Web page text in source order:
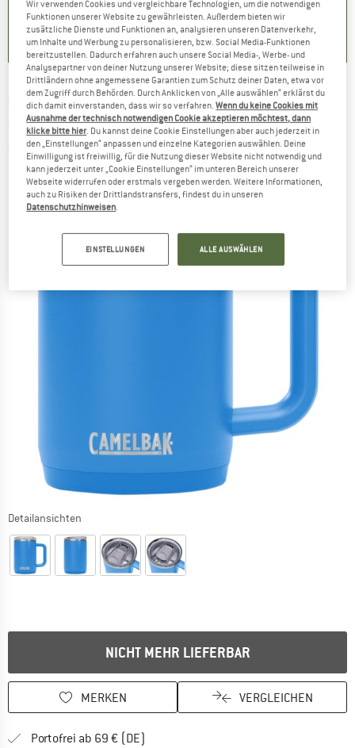
4,4(9)
5,0(19)
CAMELBAK - Thrive Mug VSS 0,5L -
Campingzubehör
(0)
Detailansichten
NICHT MEHR LIEFERBAR
MERKEN VERGLEICHEN
Portofrei ab 69 € (DE)
Wir verwenden Cookies und vergleichbare Technologien, um die notwendigen
Funktionen unserer Website zu gewährleisten. Außerdem bieten wir
zusätzliche Dienste und Funktionen an, analysieren unseren Datenverkehr,
um Inhalte und Werbung zu personalisieren, bzw. Social Media-Funktionen
bereitzustellen. Dadurch erfahren auch unsere Social Media-, Werbe- und
Analysepartner von deiner Nutzung unserer Website; diese sitzen teilweise in
Drittländern ohne angemessene Garantien zum Schutz deiner Daten, etwa vor
dem Zugriff durch Behörden. Durch Anklicken von „Alle auswählen“ erklärst du
dich damit einverstanden, dass wir so verfahren.Wenn du keine Cookies mit
Ausnahme der technisch notwendigen Cookie akzeptieren möchtest, dann
klicke bitte hier . Du kannst deine Cookie Einstellungen aber auch jederzeit in
den „Einstellungen“ anpassen und einzelne Kategorien auswählen. Deine
Einwilligung ist freiwillig, für die Nutzung dieser Website nicht notwendig und
kann jederzeit unter „Cookie Einstellungen“ im unteren Bereich unserer
Webseite widerrufen oder erstmals vergeben werden. Weitere Informationen,
auch zu Risiken der Drittlandstransfers, findest du in unseren
Datenschutzhinweisen
EINSTELLUNGEN ALLE AUSWÄHLEN